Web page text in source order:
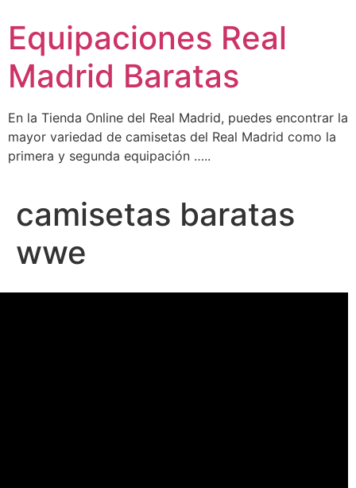
contenido
Equipaciones Real
Madrid Baratas
En la Tienda Online del Real Madrid, puedes encontrar la
mayor variedad de camisetas del Real Madrid como la
primera y segunda equipación …..
camisetas baratas
wwe